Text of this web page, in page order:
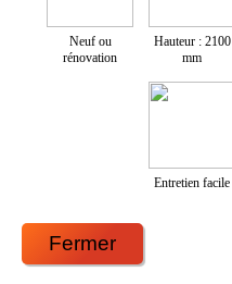
Neuf ou
rénovation
Hauteur : 2100
mm
Entretien facile
Fermer